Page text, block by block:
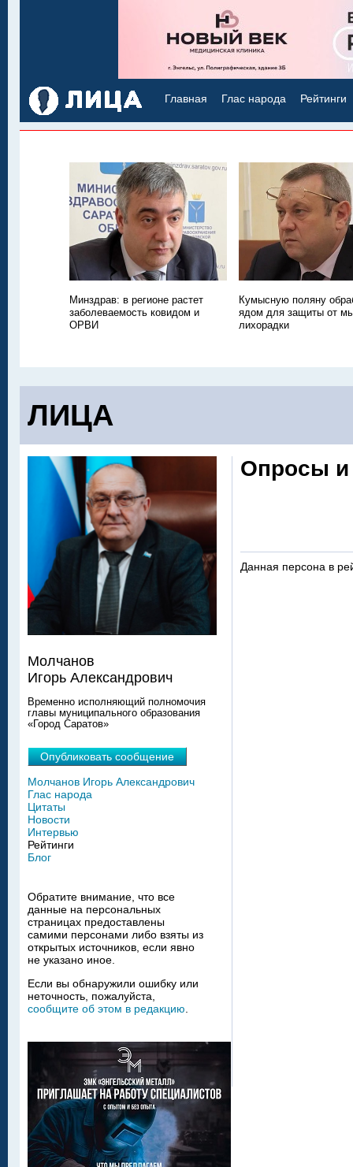
Главная Глас народа Рейтинги
Минздрав: в регионе растет
заболеваемость ковидом и
ОРВИ
Кумысную поляну
ядом для защиты от
лихорадки
ЛИЦА
Опросы и
Данная персона в
Молчанов
Игорь Александрович
Временно исполняющий полномочия
главы муниципального образования
«Город Саратов»
Опубликовать сообщение
Молчанов Игорь Александрович
Глас народа
Цитаты
Новости
Интервью
Рейтинги
Блог
Обратите внимание, что все
данные на персональных
страницах предоставлены
самими персонами либо взяты из
открытых источников, если явно
не указано иное.
Если вы обнаружили ошибку или
неточность, пожалуйста,
сообщите об этом в редакцию